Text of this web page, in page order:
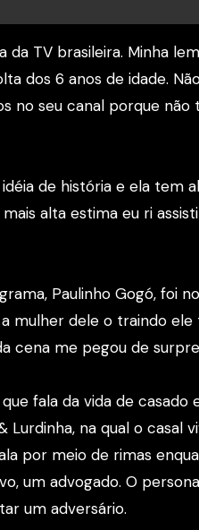
da TV brasileira. Minha
dos 6 anos de idade.
no seu canal porque não
de história e ela tem
alta estima eu ri
Paulinho Gogó, foi
mulher dele o traindo
cena me pegou de
fala da vida de casado
na qual o casal
por meio de rimas
um advogado. O
um adversário.